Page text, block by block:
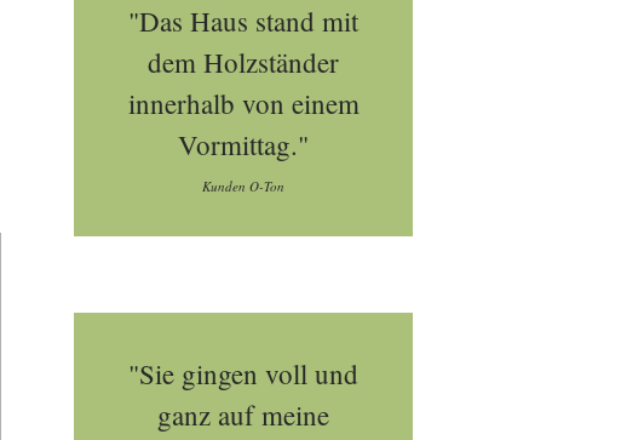
"Das Haus stand mit
dem Holzständer
innerhalb von einem
Vormittag."
Kunden O-Ton
"Sie gingen voll und
ganz auf meine